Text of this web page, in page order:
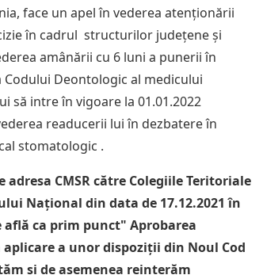
face un apel în vederea atenționării
în cadrul structurilor județene și
amânării cu 6 luni a punerii în
Deontologic al medicului
să intre în vigoare la 01.01.2022
readucerii lui în dezbatere în
stomatologic .
CMSR către Colegiile Teritoriale
Național din data de 17.12.2021 în
află ca prim punct" Aprobarea
a unor dispoziții din Noul Cod
și de asemenea reinterăm